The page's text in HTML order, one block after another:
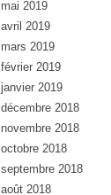
mai 2019
avril 2019
mars 2019
février 2019
janvier 2019
décembre 2018
novembre 2018
octobre 2018
septembre 2018
août 2018